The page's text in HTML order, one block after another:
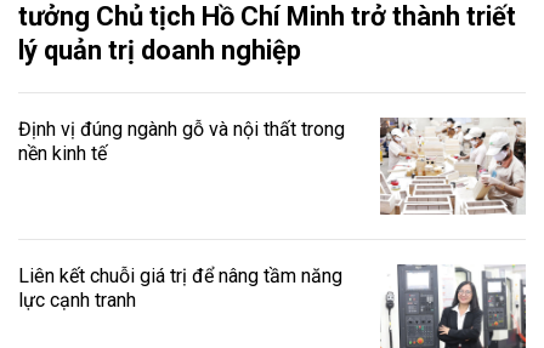
tưởng Chủ tịch Hồ Chí Minh trở thành triết
lý quản trị doanh nghiệp
Định vị đúng ngành gỗ và nội thất trong
nền kinh tế
Liên kết chuỗi giá trị để nâng tầm năng
lực cạnh tranh